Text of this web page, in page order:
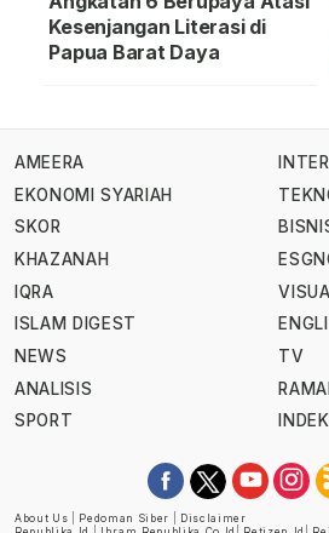
Kesenjangan Literasi di
Papua Barat Daya
AMEERA
EKONOMI SYARIAH
SKOR
KHAZANAH
IQRA
ISLAM DIGEST
NEWS
ANALISIS
SPORT
TV
About Us Pedoman Siber
Disclaimer